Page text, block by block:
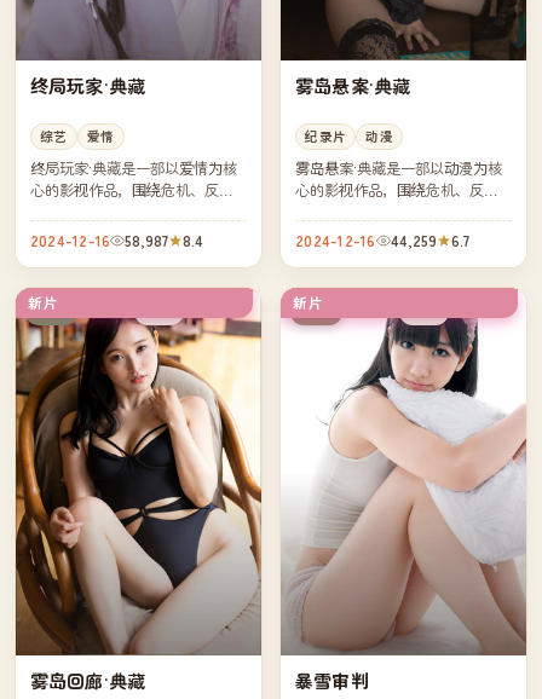
终局玩家·典藏
综艺 爱情
终局玩家·典藏是一部以爱情为核
心的影视作品，围绕危机、反转
凑，值得推荐观看。
2024-12-16 58,987 8.4
雾岛悬案·典藏
纪录片 动漫
雾岛悬案·典藏是一部以动漫为核
心的影视作品，围绕危机、反转
凑，值得推荐观看。
2024-12-16 44,259 6.7
新片
日本
雾岛回廊·典藏
新片
美国
暴雪审判